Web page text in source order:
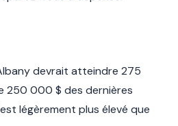
devrait atteindre 275
250 000 $ des dernières
légèrement plus élevé que